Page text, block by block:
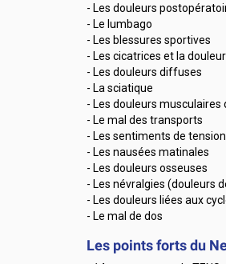
- Les douleurs
- Le lumbago
- Les blessures sportives
- Les cicatrices et la
- Les douleurs diffuses
- La sciatique
- Les douleurs musculaires
- Le mal des transports
- Les sentiments de tension
- Les nausées matinales
- Les douleurs osseuses
- Les névralgies (douleurs
- Les douleurs liées aux
- Le mal de dos
Les points forts du